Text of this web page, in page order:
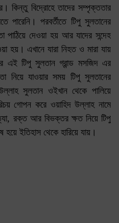
কিন্তু বিদ্রোহে তাদের সম্পৃক্ততার
পারেনি। পরবর্তীতে টিপু সুলতানের
পাঠিয়ে দেওয়া হয় আর যাদের সন্দেহ
হয়। এখানে যারা নিহত ও মারা যায়
এই টিপু সুলতান গ্রান্ড মসজিদ এর
নিয়ে যাওয়ার সময় টিপু সুলতানের
সুলতান ওইখান থেকে পালিয়ে
গোপন করে ওয়াহিদ উল্লাহ নামে
রক্ত আর বিভক্তর ক্ষত নিয়ে টিপু
হয়ে ইতিহাস থেকে হারিয়ে যায়।